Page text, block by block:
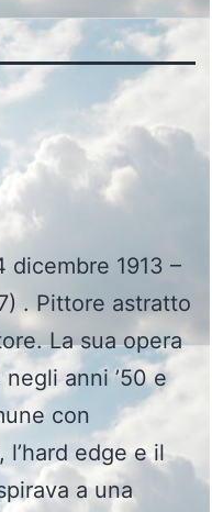
dicembre 1913 –
. Pittore astratto
La sua opera
anni ’50 e
con
l’hard edge e il
a una